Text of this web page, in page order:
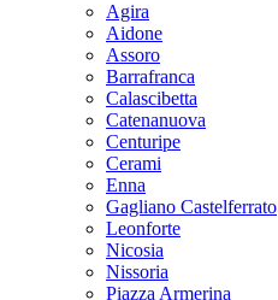
Agira
Aidone
Assoro
Barrafranca
Calascibetta
Catenanuova
Centuripe
Cerami
Enna
Gagliano Castelferrato
Leonforte
Nicosia
Nissoria
Piazza Armerina